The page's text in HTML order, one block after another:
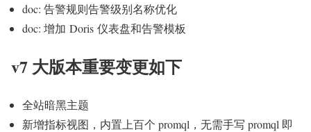
doc: 告警规则告警级别名称优化
doc: 增加 Doris 仪表盘和告警模板
v7 大版本重要变更如下
全站暗黑主题
新增指标视图，内置上百个 promql，无需手写 promql 即